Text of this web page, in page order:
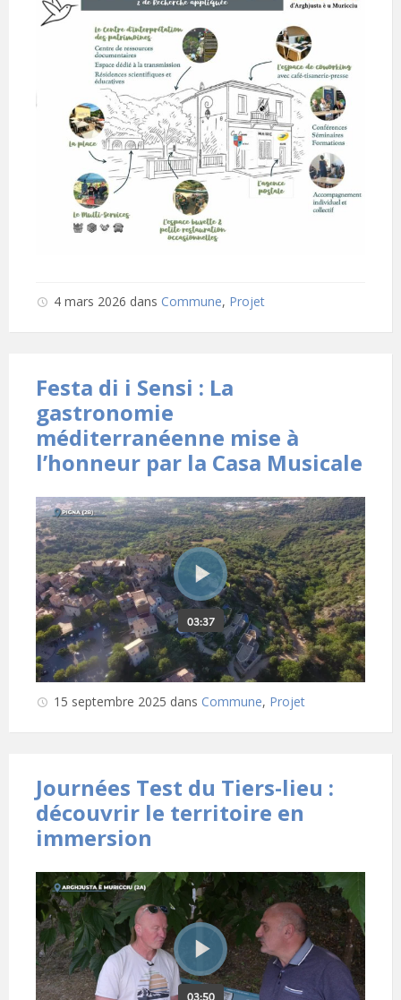
4 mars 2026 dans Commune, Projet
Festa di i Sensi : La
gastronomie
méditerranéenne mise à
l’honneur par la Casa Musicale
15 septembre 2025 dans Commune, Projet
Journées Test du Tiers-lieu :
découvrir le territoire en
immersion